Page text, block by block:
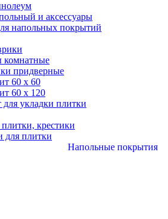
и аксессуары
напольных покрытий
комнатные
придверные
60 х 60
60 х 120
укладки плитки
плитки, крестики
плитки